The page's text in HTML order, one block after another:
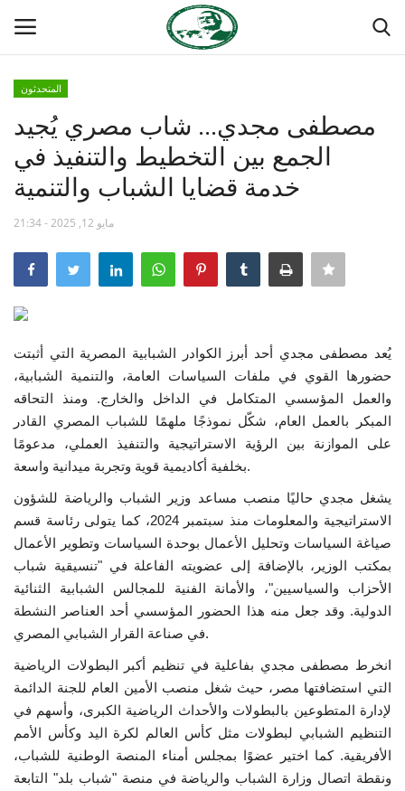
الصفحة الرئيسية
مدرسة الطليعة الوطنية
منتدى ناصر الدولي
مصر
فريق العمل
إرث جمال عبدالناصر
منحة ناصر للقيادة الدولية
شروط وأحكام منحة ناصر للقيادة الدولية
مرجعياتنا
المواطن العالمي
الرواد
فرص
المتحدثون
مصطفى مجدي... شاب مصري يُجيد
الجمع بين التخطيط والتنفيذ في
خدمة قضايا الشباب والتنمية
مايو 12, 2025 - 21:34
يُعد مصطفى مجدي أحد أبرز الكوادر الشبابية المصرية التي أثبتت
حضورها القوي في ملفات السياسات العامة، والتنمية الشبابية،
والعمل المؤسسي المتكامل في الداخل والخارج. ومنذ التحاقه
المبكر بالعمل العام، شكّل نموذجًا ملهمًا للشباب المصري القادر
على الموازنة بين الرؤية الاستراتيجية والتنفيذ العملي، مدعومًا
بخلفية أكاديمية قوية وتجربة ميدانية واسعة.
يشغل مجدي حاليًا منصب مساعد وزير الشباب والرياضة للشؤون
الاستراتيجية والمعلومات منذ سبتمبر 2024، كما يتولى رئاسة قسم
صياغة السياسات وتحليل الأعمال بوحدة السياسات وتطوير الأعمال
بمكتب الوزير، بالإضافة إلى عضويته الفاعلة في "تنسيقية شباب
الأحزاب والسياسيين"، والأمانة الفنية للمجالس الشبابية الثنائية
الدولية. وقد جعل منه هذا الحضور المؤسسي أحد العناصر النشطة
في صناعة القرار الشبابي المصري.
انخرط مصطفى مجدي بفاعلية في تنظيم أكبر البطولات الرياضية
التي استضافتها مصر، حيث شغل منصب الأمين العام للجنة الدائمة
لإدارة المتطوعين بالبطولات والأحداث الرياضية الكبرى، وأسهم في
التنظيم الشبابي لبطولات مثل كأس العالم لكرة اليد وكأس الأمم
الأفريقية. كما اختير عضوًا بمجلس أمناء المنصة الوطنية للشباب،
ونقطة اتصال وزارة الشباب والرياضة في منصة "شباب بلد" التابعة